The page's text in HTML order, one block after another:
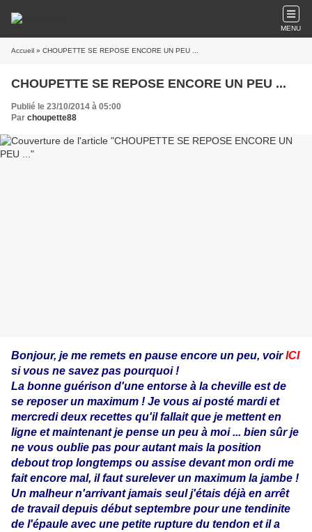
MENU
Accueil » CHOUPETTE SE REPOSE ENCORE UN PEU ...
CHOUPETTE SE REPOSE ENCORE UN PEU ...
Publié le 23/10/2014 à 05:00
Par choupette88
Bonjour, je me remets en pause encore un peu, voirICI
si vous ne savez pas pourquoi !
La bonne guérison d'une entorse à la cheville est de
se reposer un maximum ! Je vous ai posté mardi et
mercredi deux recettes qu'il fallait que je mettent en
ligne et maintenant je pense un peu à moi ... bien sûr je
ne vous oublie pas pour autant mais la position
debout trop longtemps ou assise devant mon ordi me
fait encore mal, il faut surelever un maximum la jambe !
Un malheur n'arrivant jamais seul j'étais déjà en arrêt
de travail depuis début septembre pour une tendinite
de l'épaule avec une petite rupture du tendon et il a